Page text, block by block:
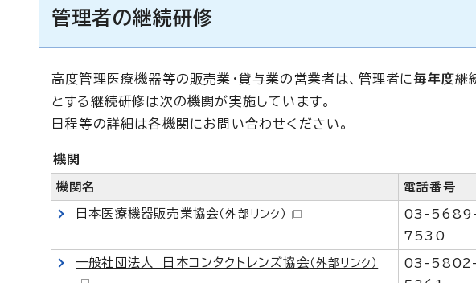
管理者の継続研修
高度管理医療機器等の販売業・貸与業の営業者は、管理者に毎年度継
とする継続研修は次の機関が実施しています。
日程等の詳細は各機関にお問い合わせください。
機関
機関名 電話番号
日本医療機器販売業協会 （外部リンク）
03-
7530
一般社団法人 日本コンタクトレンズ協会 （外部リンク）
03-5802-